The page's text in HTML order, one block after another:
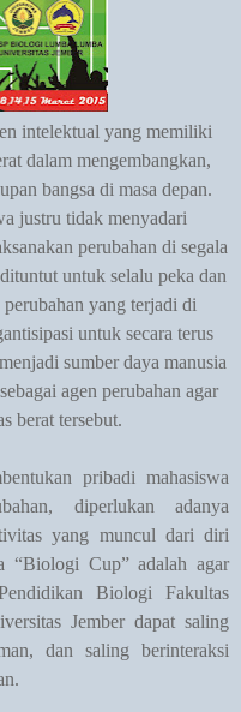
intelektual yang memiliki
dalam mengembangkan,
bangsa di masa depan.
justru tidak menyadari
perubahan di segala
untuk selalu peka dan
yang terjadi di
untuk secara terus
sumber daya manusia
agen perubahan agar
berat tersebut.
pribadi mahasiswa
diperlukan adanya
yang muncul dari diri
“Biologi Cup” adalah agar
Biologi Fakultas
Jember dapat saling
dan saling berinteraksi